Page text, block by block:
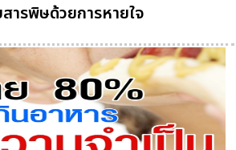
ารพิษด้วยการหายใจ